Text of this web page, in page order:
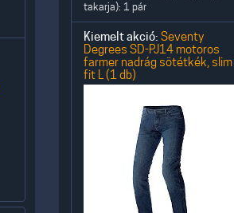
takarja): 1 pár
Kiemelt akció: Seventy
Degrees SD-PJ14 motoros
farmer nadrág sötétkék, slim
fit L (1 db)